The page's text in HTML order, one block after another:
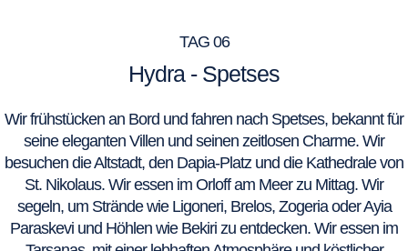
TAG 06
Hydra - Spetses
Wir frühstücken an Bord und fahren nach Spetses, bekannt für
seine eleganten Villen und seinen zeitlosen Charme. Wir
besuchen die Altstadt, den Dapia-Platz und die Kathedrale von
St. Nikolaus. Wir essen im Orloff am Meer zu Mittag. Wir
segeln, um Strände wie Ligoneri, Brelos, Zogeria oder Ayia
Paraskevi und Höhlen wie Bekiri zu entdecken. Wir essen im